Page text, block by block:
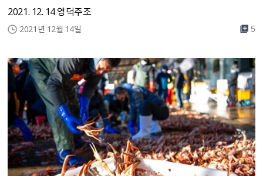
2021. 12. 14 영덕주조
2021년 12월 14일 5